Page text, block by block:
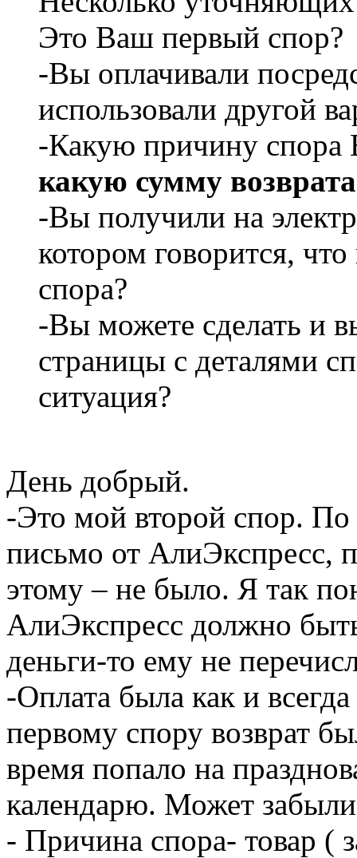
Это Ваш первый спор?
-Вы оплачивали
использовали другой
-Какую причину спора
какую сумму возврата
-Вы получили на
котором говорится,
спора?
-Вы можете сделать и
страницы с деталями
ситуация?
День добрый.
-Это мой второй спор. По
письмо от АлиЭкспресс,
этому – не было. Я так
АлиЭкспресс должно
деньги-то ему не
-Оплата была как и
первому спору возврат
время попало на
календарю. Может
- Причина спора- товар (